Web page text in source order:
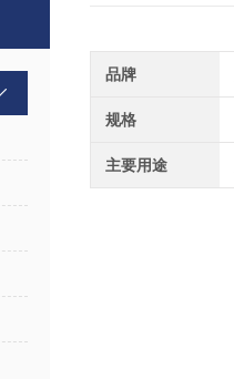
品牌
规格
主要用途